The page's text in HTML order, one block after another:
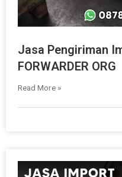
Jasa Pengiriman
FORWARDER ORG
Read More »